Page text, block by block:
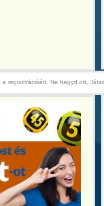
a regisztrációért. Ne hagyd ott,